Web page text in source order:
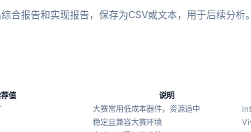
合报告和实现报告，保存为CSV或文本，用于后续分析。
值 说明
大赛常用低成本器件，资源适中
稳定且兼容大赛环境